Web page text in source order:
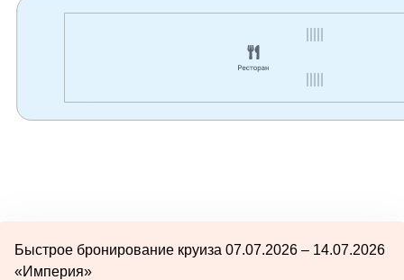
Быстрое бронирование круиза 07.07.2026 – 14.07.2026
«Империя»